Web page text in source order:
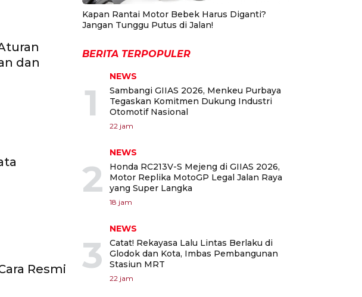
dan
Resmi
Kapan Rantai Motor Bebek Harus Diganti?
Jangan Tunggu Putus di Jalan!
BERITA TERPOPULER
1
NEWS
Sambangi GIIAS 2026, Menkeu Purbaya
Tegaskan Komitmen Dukung Industri
Otomotif Nasional
22 jam
2
NEWS
Honda RC213V-S Mejeng di GIIAS 2026,
Motor Replika MotoGP Legal Jalan Raya
yang Super Langka
18 jam
3
NEWS
Catat! Rekayasa Lalu Lintas Berlaku di
Glodok dan Kota, Imbas Pembangunan
Stasiun MRT
22 jam